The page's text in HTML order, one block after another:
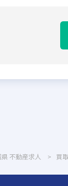
不動産求人 買